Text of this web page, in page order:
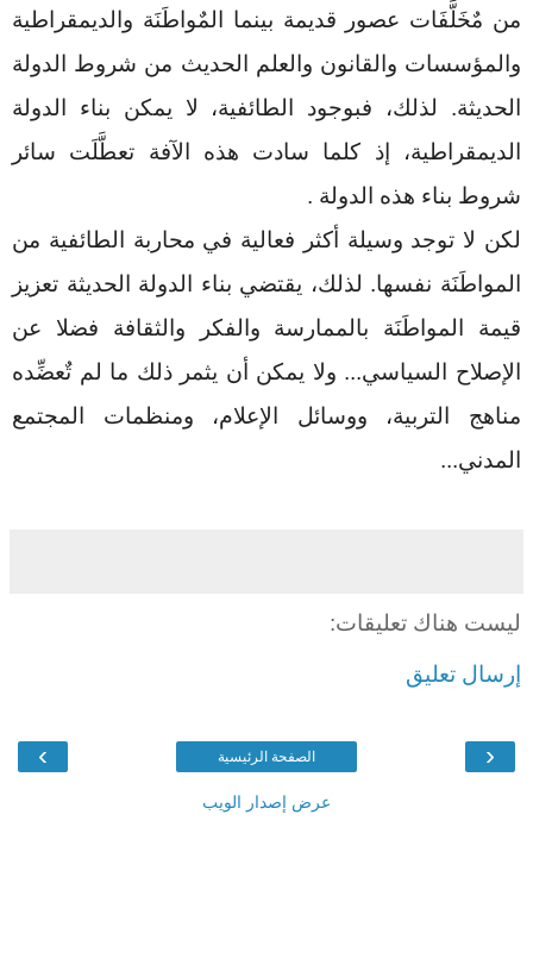
من مٌخَلَّفَات عصور قديمة بينما المٌواطَنَة والديمقراطية
والمؤسسات والقانون والعلم الحديث من شروط الدولة
الحديثة. لذلك، فبوجود الطائفية، لا يمكن بناء الدولة
الديمقراطية، إذ كلما سادت هذه الآفة تعطَّلَت سائر
شروط بناء هذه الدولة .
لكن لا توجد وسيلة أكثر فعالية في محاربة الطائفية من
المواطَنَة نفسها. لذلك، يقتضي بناء الدولة الحديثة تعزيز
قيمة المواطَنَة بالممارسة والفكر والثقافة فضلا عن
الإصلاح السياسي... ولا يمكن أن يثمر ذلك ما لم تٌعضِّده
مناهج التربية، ووسائل الإعلام، ومنظمات المجتمع
المدني...
ليست هناك تعليقات:
إرسال تعليق
‹
› الصفحة الرئيسية
عرض إصدار الويب